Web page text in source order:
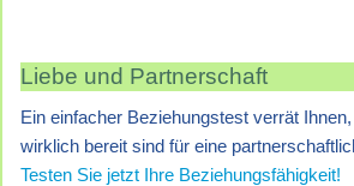
Liebe und Partnerschaft
Ein einfacher Beziehungstest verrät
wirklich bereit sind für eine
Testen Sie jetzt Ihre Beziehungsfähigkeit!